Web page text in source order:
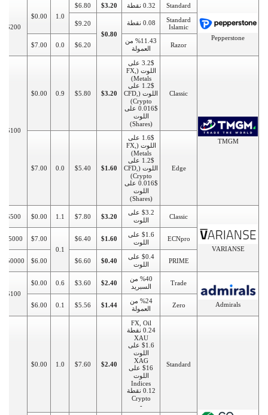
Pepperstone
Standard 0.32 نقطة $3.20
$6.80
1.0
$0.00
$200
Standard
Islamic
0.08 نقطة
$0.80
$9.20
Razor
%11.43 من
العمولة
$6.20
0.0
$7.00
TMGM
Classic
3.2$ على
اللوت (FX,
Metals)
1.2$ على
اللوت (CFD,
Crypto)
0.016$ على
اللوت
(Shares)
$3.20
$5.80
0.9
$0.00
$100
Edge
1.6$ على
اللوت (FX,
Metals)
1.2$ على
اللوت (CFD,
Crypto)
0.016$ على
اللوت
(Shares)
$1.60
$5.40
0.0
$7.00
VARIANSE
Classic
$3.2 على
اللوت
$3.20
$7.80
1.1
$0.00
$500
ECNpro
$1.6 على
اللوت
$1.60
$6.40
0.1
$7.00
$5000
PRIME
$0.4 على
اللوت
$0.40
$6.60
$6.00
$50000
Admirals
Trade
%40 من
السبريد
$2.40
$3.60
0.6
$0.00
$100
Zero
%24 من
العمولة
$1.44
$5.56
0.1
$6.00
Standard
FX, Oil
0.24 نقطة
XAU
$1.6 على
اللوت
XAG
$16 على
اللوت
Indices
0.12 نقطة
Crypto
-
$2.40
$7.60
1.0
$0.00